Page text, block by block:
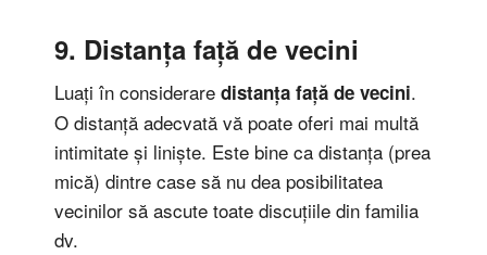
9. Distanța față de vecini
Luați în considerare distanța față de vecini.
O distanță adecvată vă poate oferi mai multă
intimitate și liniște. Este bine ca distanța (prea
mică) dintre case să nu dea posibilitatea
vecinilor să ascute toate discuțiile din familia
dv.